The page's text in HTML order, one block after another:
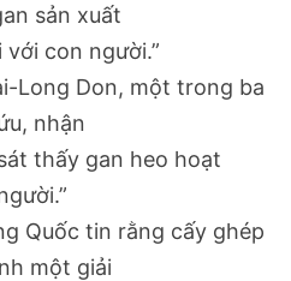
sản xuất
con người.”
Long Don, một trong ba
nhận
thấy gan heo hoạt
Quốc tin rằng cấy ghép
một giải